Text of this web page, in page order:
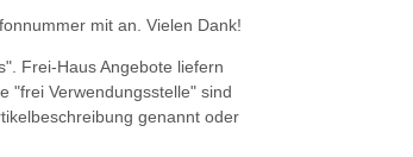
mit an. Vielen Dank!
Frei-Haus Angebote liefern
"frei Verwendungsstelle" sind
genannt oder